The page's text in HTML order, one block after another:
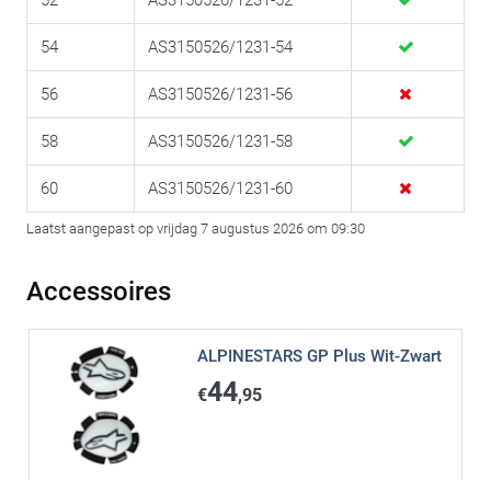
54 AS3150526/1231-54
56 AS3150526/1231-56
58 AS3150526/1231-58
60 AS3150526/1231-60
Laatst aangepast op vrijdag 7 augustus 2026 om 09:30
Accessoires
ALPINESTARS GP Plus Wit-Zwart
€44,95